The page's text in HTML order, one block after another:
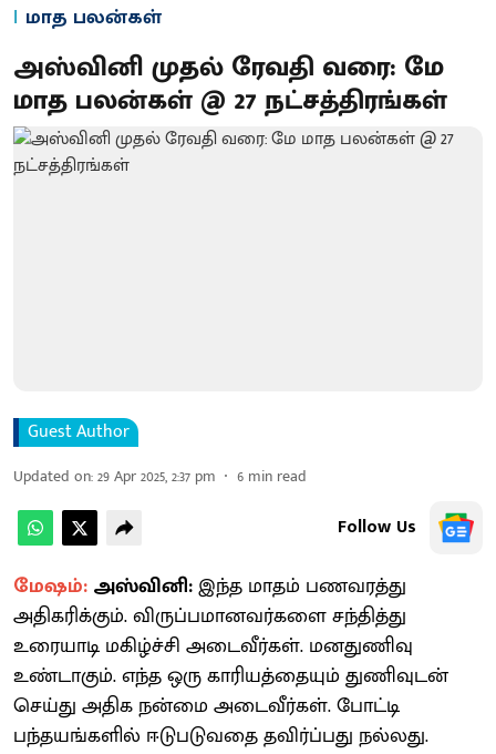
மாத பலன்கள்
அஸ்வினி முதல் ரேவதி வரை: மே
மாத பலன்கள் @ 27 நட்சத்திரங்கள்
Guest Author
Updated on:29 Apr 2025, 2:37 pm 6 min read
Follow Us
மேஷம்: அஸ்வினி:இந்த மாதம் பணவரத்து
அதிகரிக்கும். விருப்பமானவர்களை சந்தித்து
உரையாடி மகிழ்ச்சி அடைவீர்கள். மனதுணிவு
உண்டாகும். எந்த ஒரு காரியத்தையும் துணிவுடன்
செய்து அதிக நன்மை அடைவீர்கள். போட்டி
பந்தயங்களில் ஈடுபடுவதை தவிர்ப்பது நல்லது.